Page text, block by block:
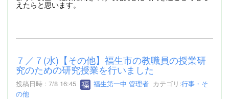
えたらと思います。
７／７(水)【その他】福生市の教職員の授業研
究のための研究授業を行いました
投稿日時 : 7/8 16:45 福生第一中 管理者 カテゴリ:行事・そ
の他